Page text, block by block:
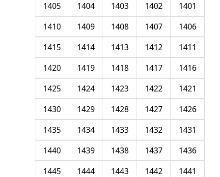
1401
1402
1403
1404
1405
1406
1407
1408
1409
1410
1411
1412
1413
1414
1415
1416
1417
1418
1419
1420
1421
1422
1423
1424
1425
1426
1427
1428
1429
1430
1431
1432
1433
1434
1435
1436
1437
1438
1439
1440
1441
1442
1443
1444
1445